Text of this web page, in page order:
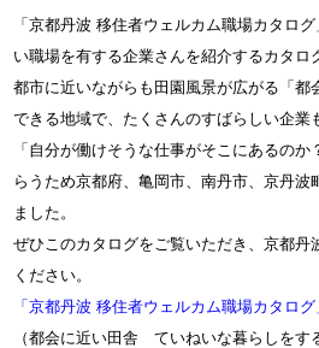
「京都丹波 移住者ウェルカム職場カタロ
い職場を有する企業さんを紹介するカタロ
都市に近いながらも田園風景が広がる「都
できる地域で、たくさんのすばらしい企業
「自分が働けそうな仕事がそこにあるの
らうため京都府、亀岡市、南丹市、京丹波
ました。
ぜひこのカタログをご覧いただき、京都丹
ください。
「京都丹波 移住者ウェルカム職場カタログ
（都会に近い田舎 ていねいな暮らしを